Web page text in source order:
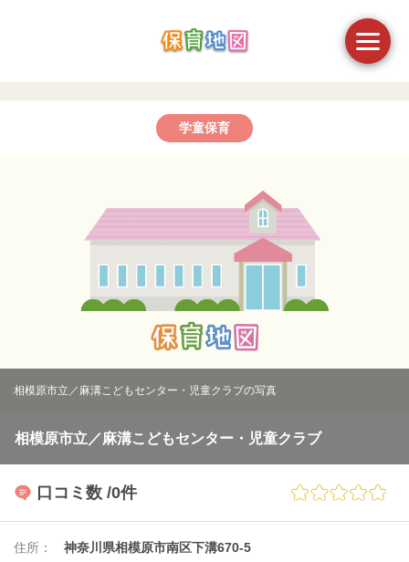
学童保育
相模原市立／麻溝こどもセンター・児童クラブの写真
相模原市立／麻溝こどもセンター・児童クラブ
口コミ数 /0件
住所：
神奈川県相模原市南区下溝670-5